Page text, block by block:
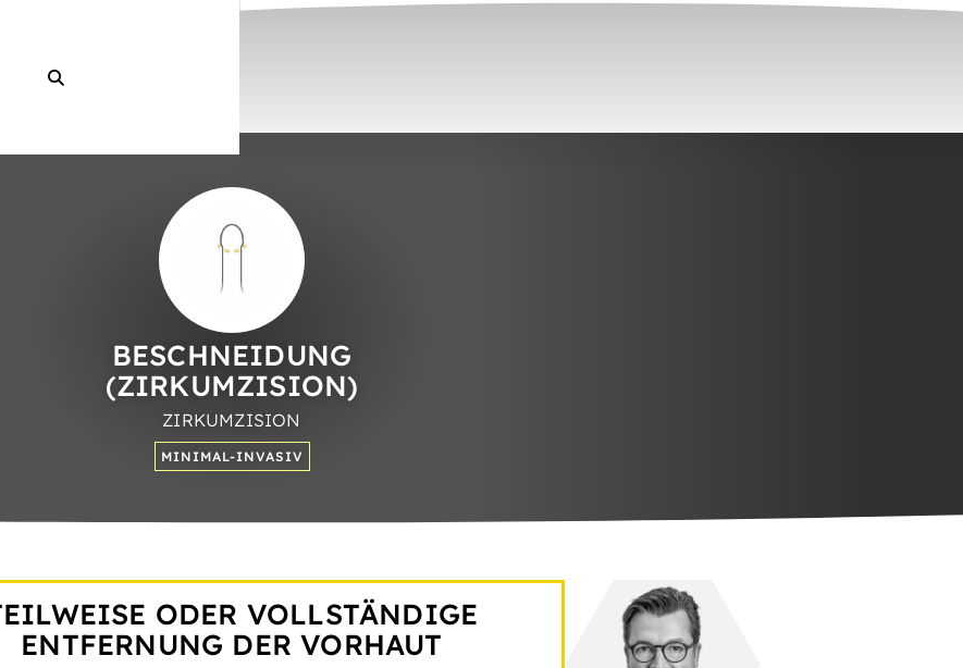
BE­SCHNEID­UNG
(ZIRKUMZISION)
ZIRKUM­ZISION
MINIMAL-INVASIV
ODER VOLLSTÄNDIGE
ENTFERNUNG DER VORHAUT